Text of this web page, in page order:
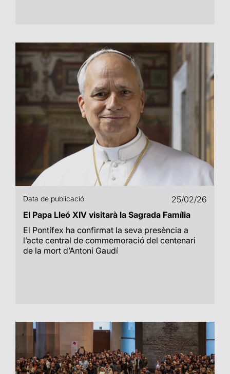
Data de publicació
25/02/26
El Papa Lleó XIV visitarà la Sagrada Família
El Pontífex ha confirmat la seva presència a
l’acte central de commemoració del centenari
de la mort d’Antoni Gaudí